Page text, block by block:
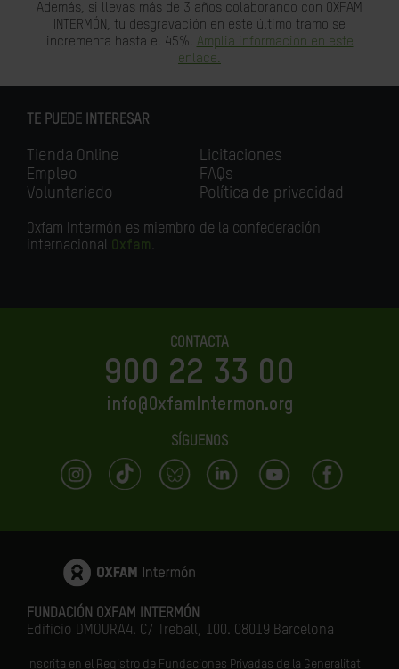
Además, si llevas más de 3 años colaborando con OXFAM
INTERMÓN, tu desgravación en este último tramo se
incrementa hasta el 45%. Amplia información en este
enlace.
TE PUEDE INTERESAR
Tienda Online
Empleo
Voluntariado
Licitaciones
FAQs
Política de privacidad
Oxfam Intermón es miembro de la confederación
internacional Oxfam.
CONTACTA
900 22 33 00
info@OxfamIntermon.org
SÍGUENOS
FUNDACIÓN OXFAM INTERMÓN
Edificio DMOURA4. C/ Treball, 100. 08019 Barcelona
Inscrita en el Registro de Fundaciones Privadas de la Generalitat